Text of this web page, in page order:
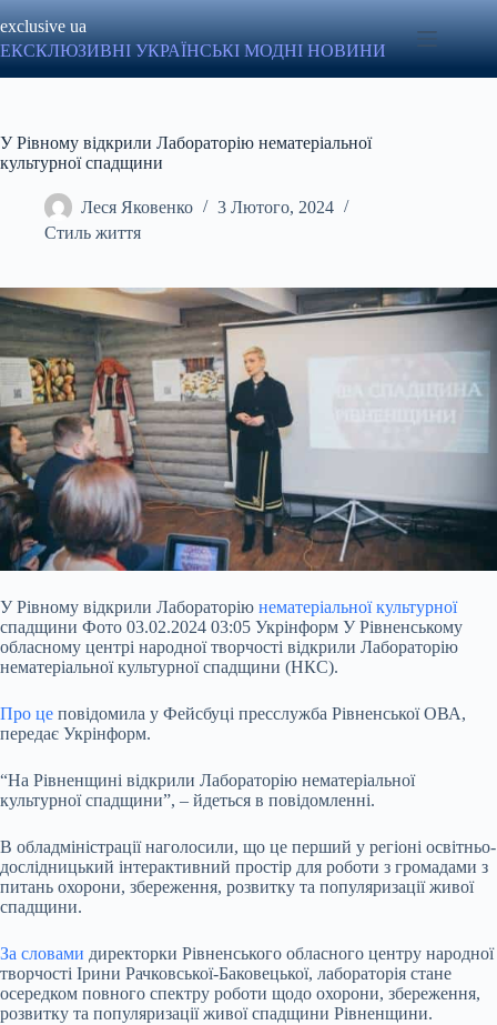
до
вмісту
exclusive ua
ЕКСКЛЮЗИВНІ УКРАЇНСЬКІ МОДНІ НОВИНИ
У Рівному відкрили Лабораторію нематеріальної
культурної спадщини
Леся Яковенко
3 Лютого, 2024
Стиль життя
У Рівному відкрили Лабораторію нематеріальної культурної
спадщини Фото 03.02.2024 03:05 Укрінформ У Рівненському
обласному центрі народної творчості відкрили Лабораторію
нематеріальної культурної спадщини (НКС).
Про це повідомила у Фейсбуці пресслужба Рівненської ОВА,
передає Укрінформ.
“На Рівненщині відкрили Лабораторію нематеріальної
культурної спадщини”, – йдеться в повідомленні.
В обладміністрації наголосили, що це перший у регіоні освітньо-
дослідницький інтерактивний простір для роботи з громадами з
питань охорони, збереження, розвитку та популяризації живої
спадщини.
За словами директорки Рівненського обласного центру народної
творчості Ірини Рачковської-Баковецької, лабораторія стане
осередком повного спектру роботи щодо охорони, збереження,
розвитку та популяризації живої спадщини Рівненщини.